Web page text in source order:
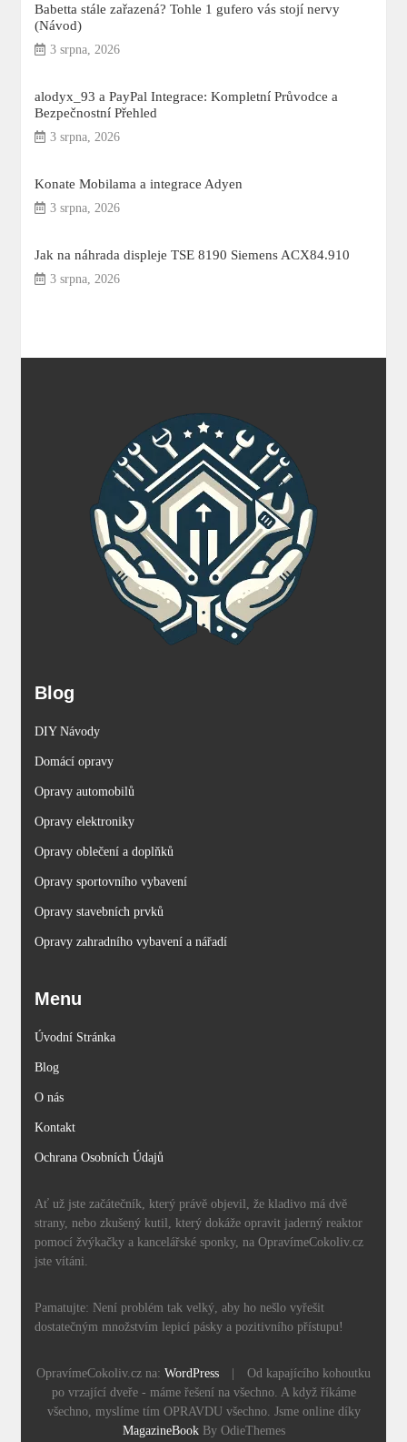
Babetta stále zařazená? Tohle 1 gufero vás stojí nervy
(Návod)
3 srpna, 2026
alodyx_93 a PayPal Integrace: Kompletní Průvodce a
Bezpečnostní Přehled
3 srpna, 2026
Konate Mobilama a integrace Adyen
3 srpna, 2026
Jak na náhrada displeje TSE 8190 Siemens ACX84.910
3 srpna, 2026
Blog
DIY Návody
Domácí opravy
Opravy automobilů
Opravy elektroniky
Opravy oblečení a doplňků
Opravy sportovního vybavení
Opravy stavebních prvků
Opravy zahradního vybavení a nářadí
Menu
Úvodní Stránka
Blog
O nás
Kontakt
Ochrana Osobních Údajů
Ať už jste začátečník, který právě objevil, že kladivo má dvě
strany, nebo zkušený kutil, který dokáže opravit jaderný reaktor
pomocí žvýkačky a kancelářské sponky, na OpravímeCokoliv.cz
jste vítáni.
Pamatujte: Není problém tak velký, aby ho nešlo vyřešit
dostatečným množstvím lepicí pásky a pozitivního přístupu!
OpravímeCokoliv.cz na: WordPress |
Od kapajícího kohoutku
po vrzající dveře - máme řešení na všechno. A když říkáme
všechno, myslíme tím OPRAVDU všechno. Jsme online díky
MagazineBookBy OdieThemes